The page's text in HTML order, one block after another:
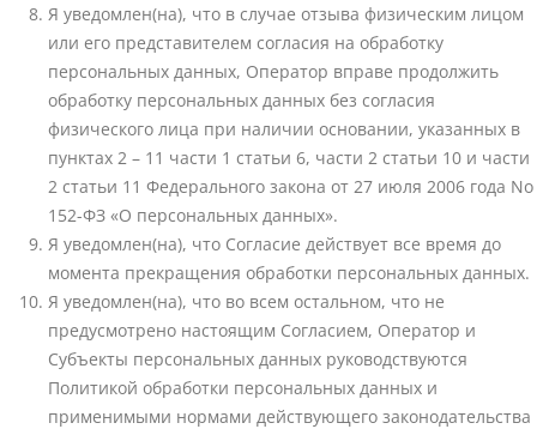
Я уведомлен(на), что в случае отзыва физическим лицом
или его представителем согласия на обработку
персональных данных, Оператор вправе продолжить
обработку персональных данных без согласия
физического лица при наличии основании, указанных в
пунктах 2 – 11 части 1 статьи 6, части 2 статьи 10 и части
2 статьи 11 Федерального закона от 27 июля 2006 года No
152-ФЗ «О персональных данных».
Я уведомлен(на), что Согласие действует все время до
момента прекращения обработки персональных данных.
Я уведомлен(на), что во всем остальном, что не
предусмотрено настоящим Согласием, Оператор и
Субъекты персональных данных руководствуются
Политикой обработки персональных данных и
применимыми нормами действующего законодательства